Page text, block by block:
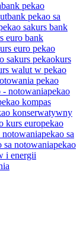
bank pekao
bank pekao sa
sakurs bank
euro bank
euro pekao
sakurs pekaokurs
walut w pekao
pekao
- notowaniapekao
kompas
konserwatywny
kurs europekao
notowaniapekao sa
sa notowaniapekao
i energii